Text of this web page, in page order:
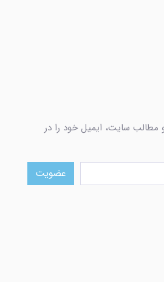
مطالب سایت، ایمیل خود را در
عضویت